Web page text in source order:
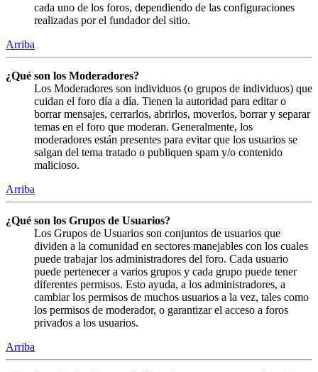
cada uno de los foros, dependiendo de las configuraciones
realizadas por el fundador del sitio.
Arriba
¿Qué son los Moderadores?
Los Moderadores son individuos (o grupos de individuos) que
cuidan el foro día a día. Tienen la autoridad para editar o
borrar mensajes, cerrarlos, abrirlos, moverlos, borrar y separar
temas en el foro que moderan. Generalmente, los
moderadores están presentes para evitar que los usuarios se
salgan del tema tratado o publiquen spam y/o contenido
malicioso.
Arriba
¿Qué son los Grupos de Usuarios?
Los Grupos de Usuarios son conjuntos de usuarios que
dividen a la comunidad en sectores manejables con los cuales
puede trabajar los administradores del foro. Cada usuario
puede pertenecer a varios grupos y cada grupo puede tener
diferentes permisos. Esto ayuda, a los administradores, a
cambiar los permisos de muchos usuarios a la vez, tales como
los permisos de moderador, o garantizar el acceso a foros
privados a los usuarios.
Arriba